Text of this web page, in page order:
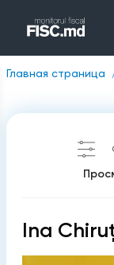
Главная страница
Ina